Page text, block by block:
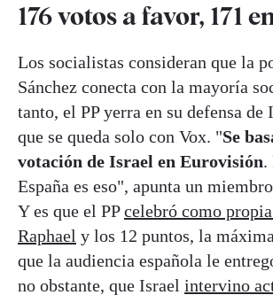
176 votos a favor, 171
Los socialistas consideran que la
Sánchez conecta con la mayoría
tanto, el PP yerra en su defensa de
que se queda solo con Vox. "Se
votación de Israel en Eurovisión.
España es eso", apunta un
Y es que el PPcelebró como
Raphael y los 12 puntos, la
que la audiencia española le
no obstante, que Israel intervino